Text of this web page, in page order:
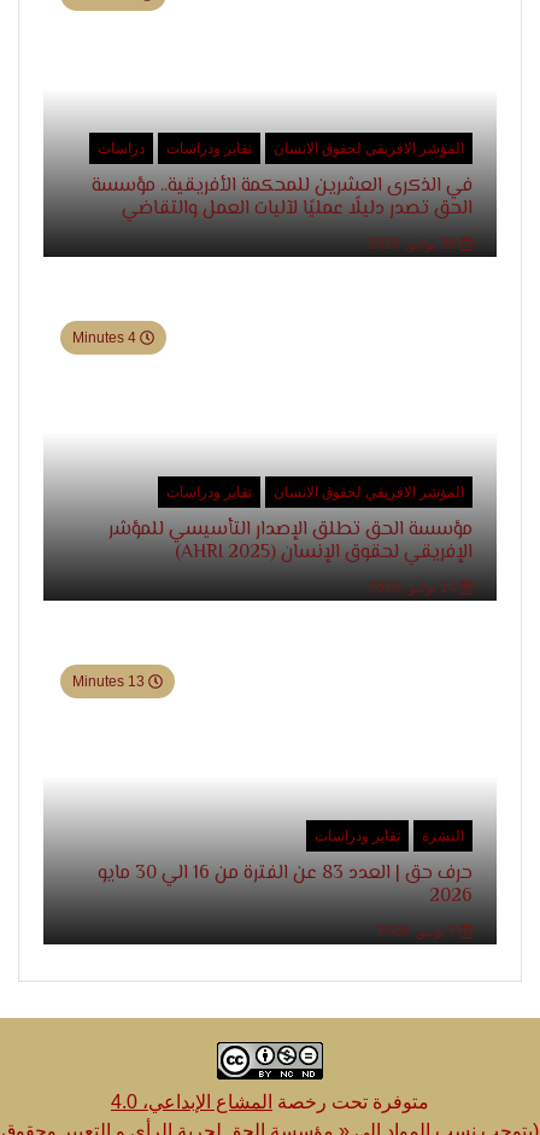
المؤشر الافريقي لحقوق الانسان تقاير ودراسات دراسات
في الذكرى العشرين للمحكمة الأفريقية.. مؤسسة
الحق تصدر دليلًا عمليًا لآليات العمل والتقاضي
المؤشر الافريقي لحقوق الانسان تقاير ودراسات
مؤسسة الحق تطلق الإصدار التأسيسي للمؤشر
الإفريقي لحقوق الإنسان (AHRI 2025)
النشرة تقاير ودراسات
حرف حق | العدد 83 عن الفترة من 16 الي 30 مايو
2026
متوفرة تحت رخصة المشاع الإبداعي، 4.0
(يتوجب نسب المواد الى « مؤسسة الحق لحرية الرأي و التعبير وحقوق